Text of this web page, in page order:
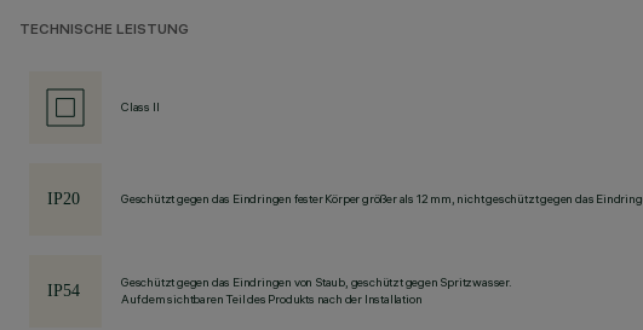
TECHNISCHE LEISTUNG
Class II
Geschützt gegen das Eindringen fester Körper größer als 12 mm, nicht geschützt gegen das
Geschützt gegen das Eindringen von Staub, geschützt gegen Spritzwasser.
Auf dem sichtbaren Teil des Produkts nach der Installation